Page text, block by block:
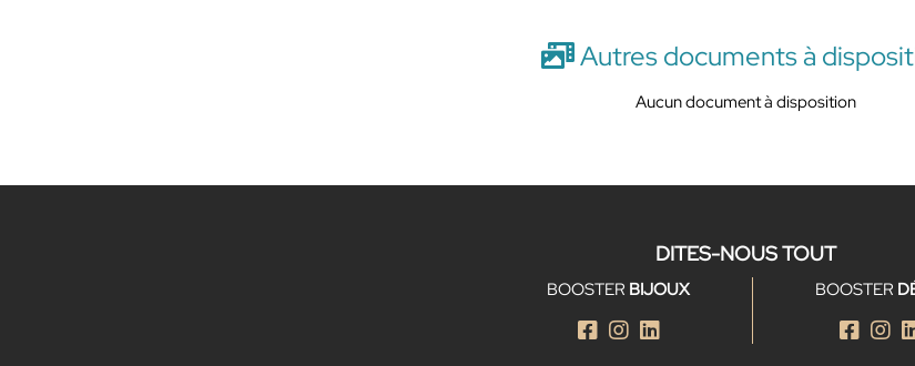
Autres documents à
Aucun document à disposition
DITES-NOUS TOUT
BOOSTER BIJOUX BOOSTER